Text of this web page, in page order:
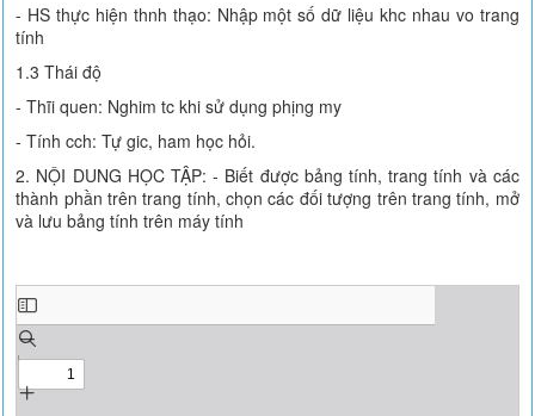
- HS thực hiện thnh thạo: Nhập một số dữ liệu khc nhau vo trang
tính
1.3 Thái độ
- Thĩi quen: Nghim tc khi sử dụng phịng my
- Tính cch: Tự gic, ham học hỏi.
2. NỘI DUNG HỌC TẬP: - Biết được bảng tính, trang tính và các
thành phần trên trang tính, chọn các đối tượng trên trang tính, mở
và lưu bảng tính trên máy tính